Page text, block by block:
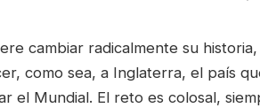
cambiar radicalmente su
como sea, a Inglaterra, el país
el Mundial. El reto es colosal,